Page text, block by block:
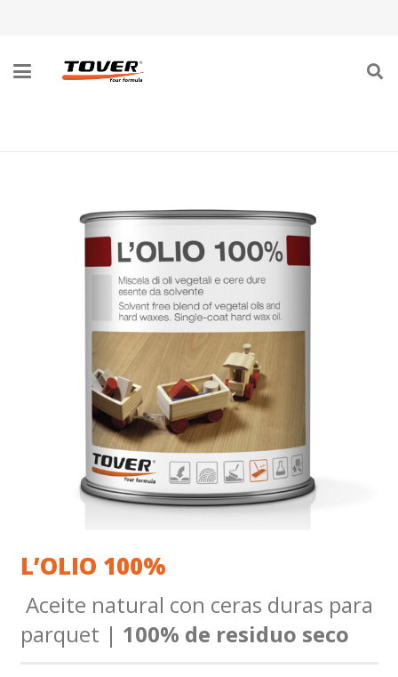
L’OLIO 100%
Aceite natural con ceras duras para
parquet | 100% de residuo seco